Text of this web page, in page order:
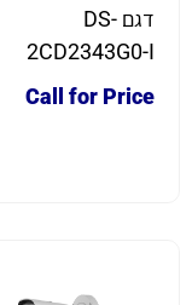
דגם DS-
2CD2343G0-I
Call for Price